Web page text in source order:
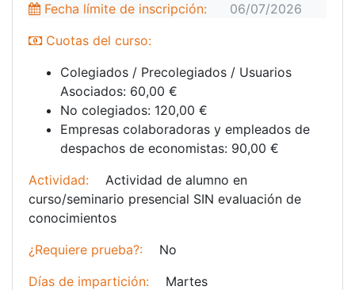
Fecha límite de inscripción:
06/07/2026
Cuotas del curso:
Colegiados / Precolegiados / Usuarios
Asociados: 60,00 €
No colegiados: 120,00 €
Empresas colaboradoras y empleados de
despachos de economistas: 90,00 €
Actividad:
Actividad de alumno en
curso/seminario presencial SIN evaluación de
conocimientos
¿Requiere prueba?:
No
Días de impartición:
Martes